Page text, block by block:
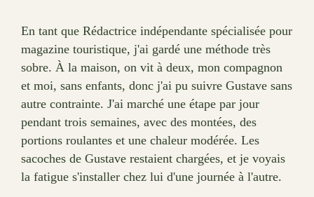
En tant que Rédactrice indépendante spécialisée pour
magazine touristique, j'ai gardé une méthode très
sobre. À la maison, on vit à deux, mon compagnon
et moi, sans enfants, donc j'ai pu suivre Gustave sans
autre contrainte. J'ai marché une étape par jour
pendant trois semaines, avec des montées, des
portions roulantes et une chaleur modérée. Les
sacoches de Gustave restaient chargées, et je voyais
la fatigue s'installer chez lui d'une journée à l'autre.